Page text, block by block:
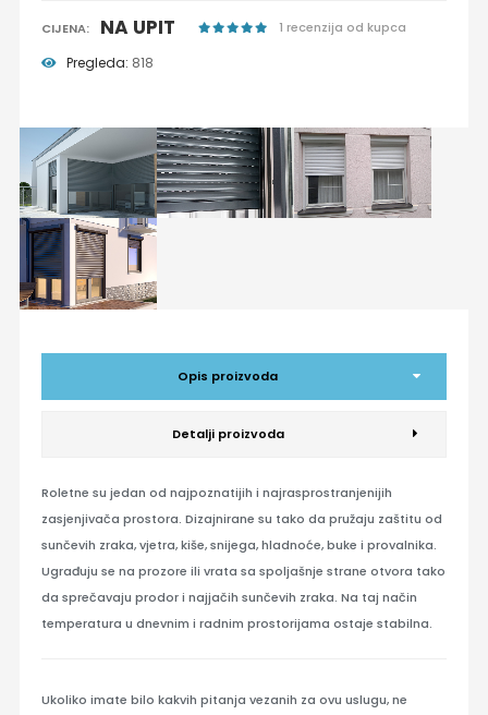
CIJENA: NA UPIT 1 recenzija od kupca
Pregleda: 818
Opis proizvoda
Detalji proizvoda
Roletne su jedan od najpoznatijih i najrasprostranjenijih
zasjenjivača prostora. Dizajnirane su tako da pružaju zaštitu od
sunčevih zraka, vjetra, kiše, snijega, hladnoće, buke i provalnika.
Ugrađuju se na prozore ili vrata sa spoljašnje strane otvora tako
da sprečavaju prodor i najjačih sunčevih zraka. Na taj način
temperatura u dnevnim i radnim prostorijama ostaje stabilna.
Ukoliko imate bilo kakvih pitanja vezanih za ovu uslugu, ne